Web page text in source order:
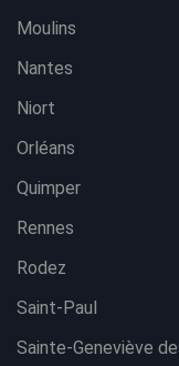
Moulins
Nantes
Niort
Orléans
Quimper
Rennes
Rodez
Saint-Paul
Sainte-Geneviève